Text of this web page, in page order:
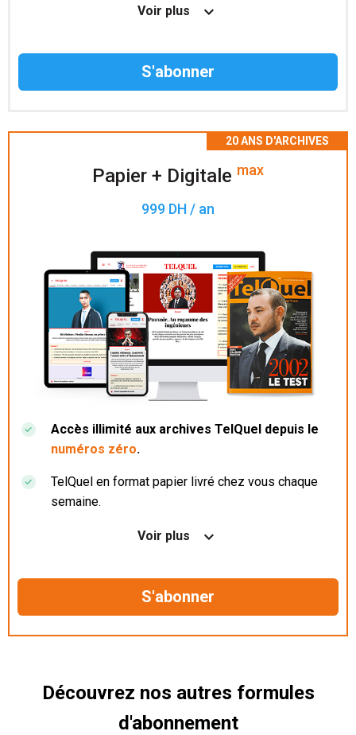
Le magazine TelQuel en numérique avant la sortie
Voir plus
Papier + Digitale max
999 DH / an
Accès illimité aux archives TelQuel depuis le
numéros zéro.
TelQuel en format papier livré chez vous chaque
semaine.
Nos articles en illimité sur ordinateur, tablette et
Le magazine TelQuel en numérique avant la sortie
Des informations confidentielles résérvées aux
Voir plus
Découvrez nos autres formules
d'abonnement